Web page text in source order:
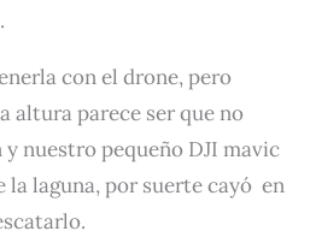
con el drone, pero
altura parece ser que no
nuestro pequeño DJI mavic
la laguna, por suerte cayó en